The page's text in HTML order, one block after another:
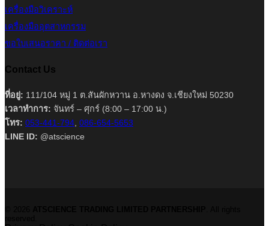
เครื่องมือวิเคราะห์
เครื่องมืออุตสาหกรรม
ขอใบเสนอราคา / ติดต่อเรา
Contact Us
ที่อยู่: 111/104 หมู่ 1 ต.สันผักหวาน อ.หางดง จ.เชียงใหม่ 50230
เวลาทำการ: จันทร์ – ศุกร์ (8:00 – 17:00 น.)
โทร: 053-441-794 086-654-5653
LINE ID: @atscience